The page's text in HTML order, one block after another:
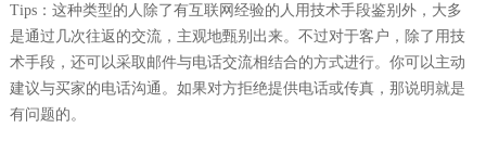
Tips：这种类型的人除了有互联网经验的人用技术手段鉴别外，大多
是通过几次往返的交流，主观地甄别出来。不过对于客户，除了用技
术手段，还可以采取邮件与电话交流相结合的方式进行。你可以主动
建议与买家的电话沟通。如果对方拒绝提供电话或传真，那说明就是
有问题的。